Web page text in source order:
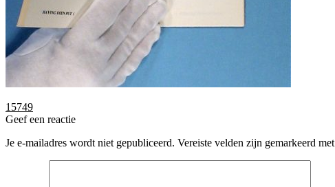
Bericht
navigatie
Vorig
bericht:
15749
Geef een reactie
Je e-mailadres wordt niet gepubliceerd. Vereiste velden zijn gemarkeerd met